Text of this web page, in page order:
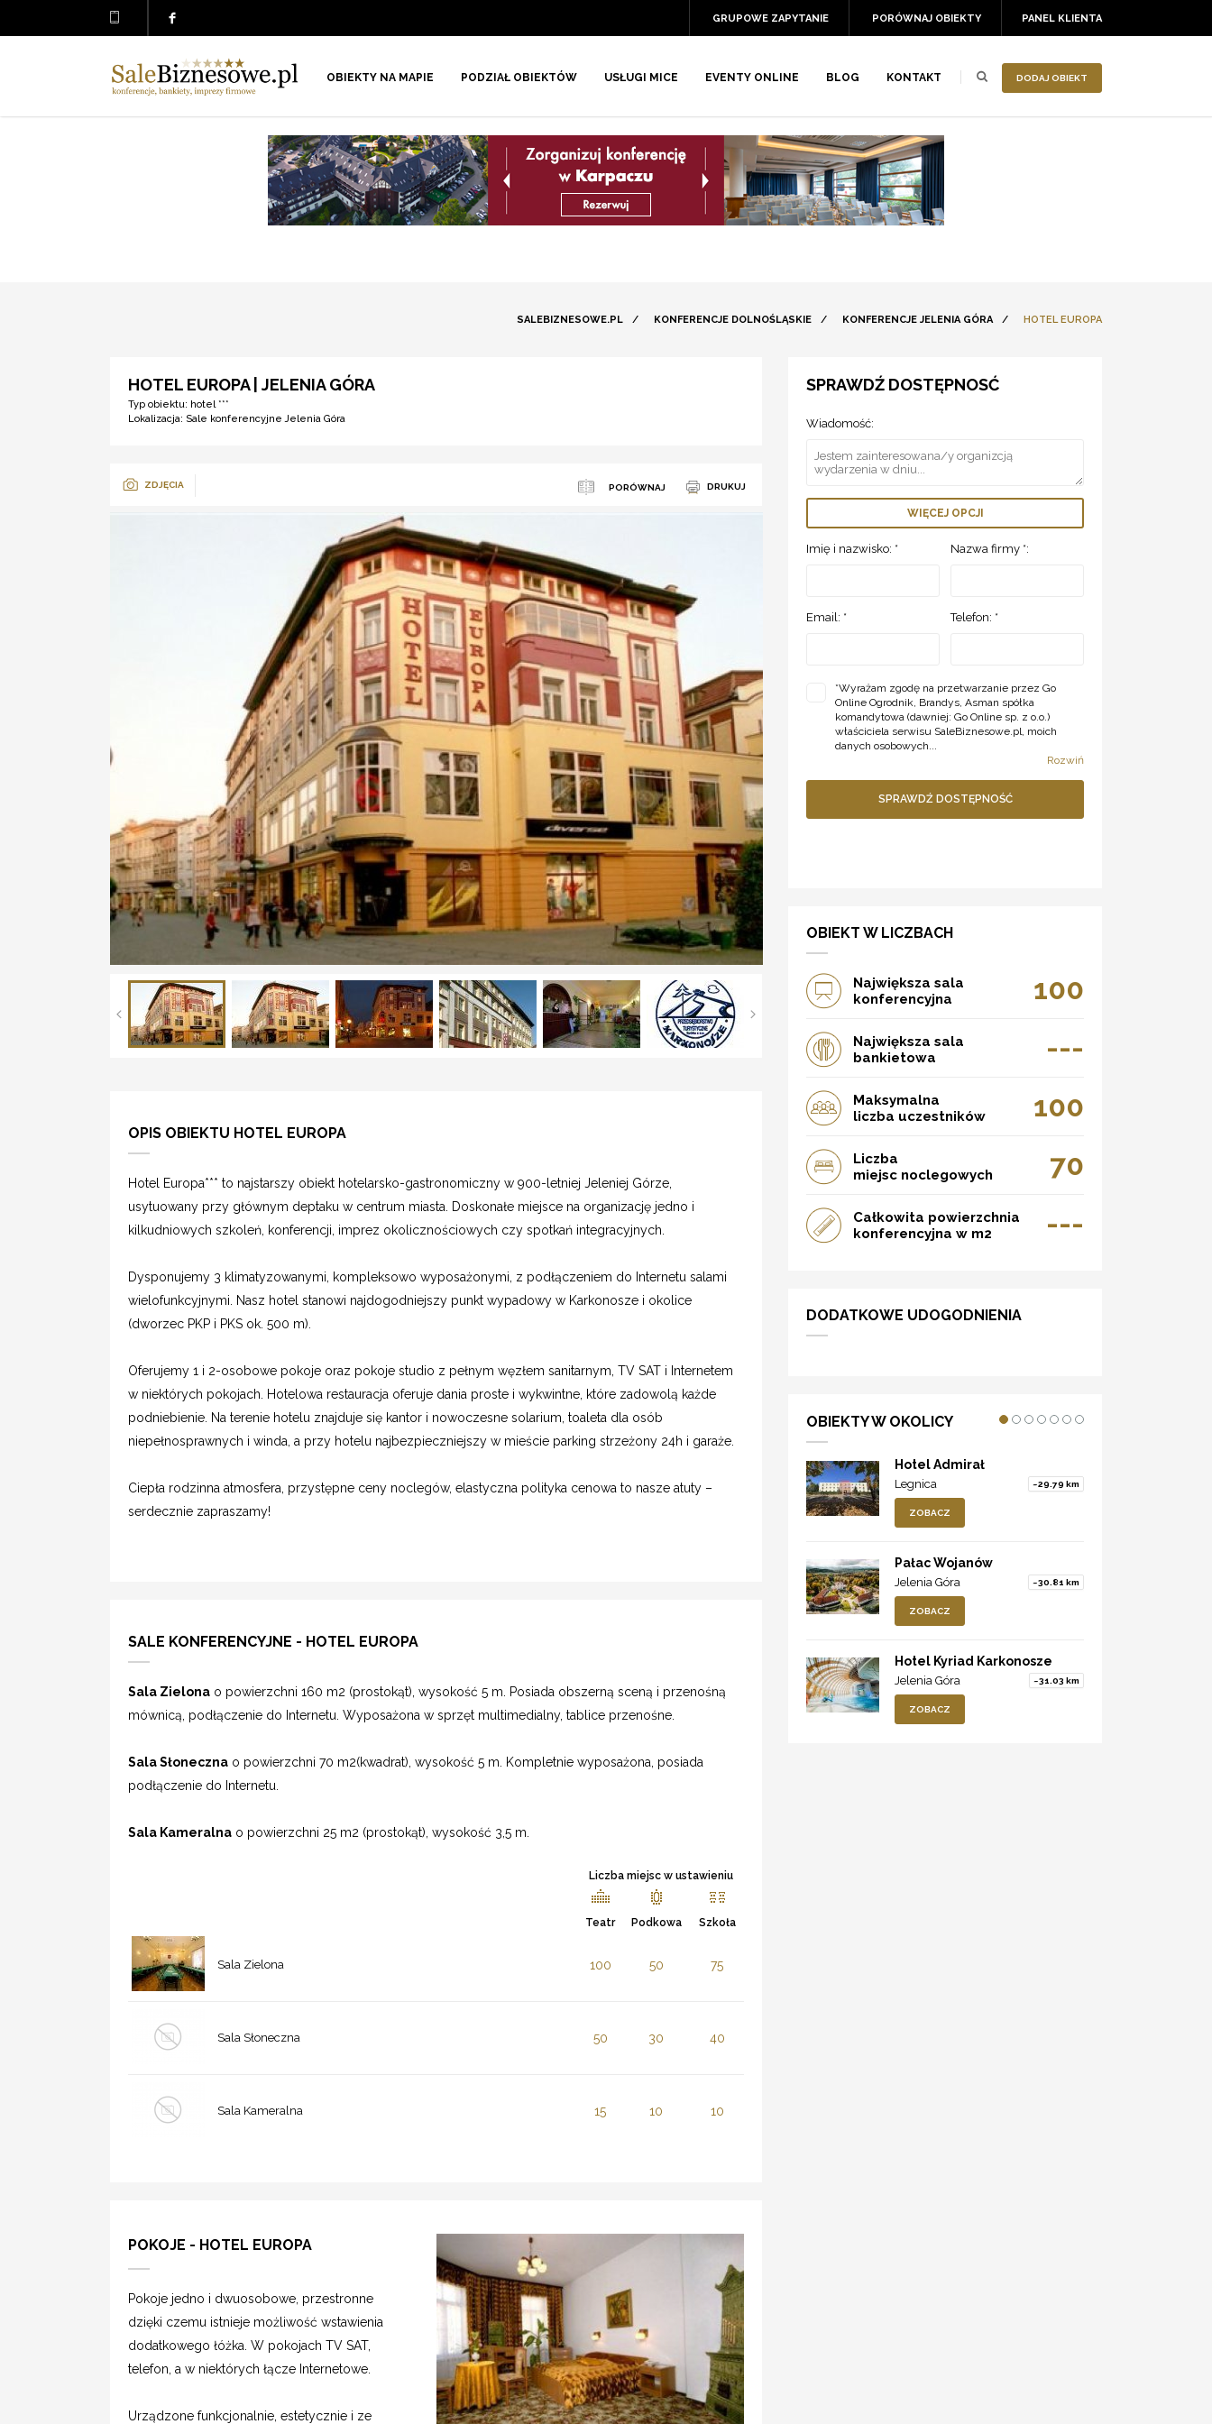
PANEL KLIENTA
PORÓWNAJ OBIEKTY
GRUPOWE ZAPYTANIE
DODAJ OBIEKT
OBIEKTY NA MAPIE PODZIAŁ OBIEKTÓW USŁUGI MICE EVENTY ONLINE BLOG KONTAKT
SALEBIZNESOWE.PL / KONFERENCJE DOLNOŚLĄSKIE / KONFERENCJE JELENIA GÓRA / HOTEL EUROPA
HOTEL EUROPA | JELENIA GÓRA
Typ obiektu: hotel ***
Lokalizacja: Sale konferencyjne Jelenia Góra
ZDJĘCIA PORÓWNAJ DRUKUJ
OPIS OBIEKTU HOTEL EUROPA
Hotel Europa*** to najstarszy obiekt hotelarsko-gastronomiczny w 900-letniej Jeleniej Górze,
usytuowany przy głównym deptaku w centrum miasta. Doskonałe miejsce na organizację jedno i
kilkudniowych szkoleń, konferencji, imprez okolicznościowych czy spotkań integracyjnych.
Dysponujemy 3 klimatyzowanymi, kompleksowo wyposażonymi, z podłączeniem do Internetu salami
wielofunkcyjnymi. Nasz hotel stanowi najdogodniejszy punkt wypadowy w Karkonosze i okolice
(dworzec PKP i PKS ok. 500 m).
Oferujemy 1 i 2-osobowe pokoje oraz pokoje studio z pełnym węzłem sanitarnym, TV SAT i Internetem
w niektórych pokojach. Hotelowa restauracja oferuje dania proste i wykwintne, które zadowolą każde
podniebienie. Na terenie hotelu znajduje się kantor i nowoczesne solarium, toaleta dla osób
niepełnosprawnych i winda, a przy hotelu najbezpieczniejszy w mieście parking strzeżony 24h i garaże.
Ciepła rodzinna atmosfera, przystępne ceny noclegów, elastyczna polityka cenowa to nasze atuty –
serdecznie zapraszamy!
SALE KONFERENCYJNE - HOTEL EUROPA
Sala Zielona o powierzchni 160 m2 (prostokąt), wysokość 5 m. Posiada obszerną sceną i przenośną
mównicą, podłączenie do Internetu. Wyposażona w sprzęt multimedialny, tablice przenośne.
Sala Słoneczna o powierzchni 70 m2(kwadrat), wysokość 5 m. Kompletnie wyposażona, posiada
podłączenie do Internetu.
Sala Kameralna o powierzchni 25 m2 (prostokąt), wysokość 3,5 m.
Liczba miejsc w ustawieniu
Teatr Podkowa Szkoła
Sala Zielona 100 50 75
Sala Słoneczna 50 30 40
Sala Kameralna 15 10 10
POKOJE - HOTEL EUROPA
Pokoje jedno i dwuosobowe, przestronne
dzięki czemu istnieje możliwość wstawienia
dodatkowego łóżka. W pokojach TV SAT,
telefon, a w niektórych łącze Internetowe.
Urządzone funkcjonalnie, estetycznie i ze
SPRAWDŹ DOSTĘPNOSĆ
Wiadomość:
WIĘCEJ OPCJI
Imię i nazwisko: * Nazwa firmy *:
Email: * Telefon: *
*Wyrażam zgodę na przetwarzanie przez Go
Online Ogrodnik, Brandys, Asman spółka
komandytowa (dawniej: Go Online sp. z o.o.)
właściciela serwisu SaleBiznesowe.pl, moich
danych osobowych...
Rozwiń
SPRAWDŹ DOSTĘPNOŚĆ
OBIEKT W LICZBACH
Największa sala
konferencyjna
100
Największa sala
bankietowa
---
Maksymalna
liczba uczestników
100
Liczba
miejsc noclegowych
70
Całkowita powierzchnia
konferencyjna w m2
---
DODATKOWE UDOGODNIENIA
OBIEKTY W OKOLICY
Hotel Admirał
Legnica ~29.79 km
ZOBACZ
Pałac Wojanów
Jelenia Góra ~30.81 km
ZOBACZ
Hotel Kyriad Karkonosze
Jelenia Góra ~31.03 km
ZOBACZ